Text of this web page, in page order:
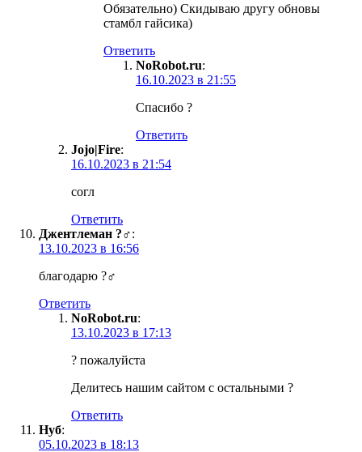
Обязательно) Скидываю другу обновы
стамбл гайсика)
Ответить
NoRobot.ru:
16.10.2023 в 21:55
Спасибо ?
Ответить
Jojo|Fire:
16.10.2023 в 21:54
согл
Ответить
Джентлеман ?‍♂️:
13.10.2023 в 16:56
благодарю ?‍♂️
Ответить
NoRobot.ru:
13.10.2023 в 17:13
? пожалуйста
Делитесь нашим сайтом с остальными ?
Ответить
Нуб:
05.10.2023 в 18:13